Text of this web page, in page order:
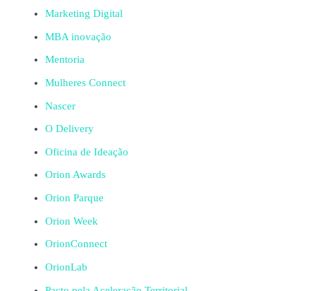
Marketing Digital
MBA inovação
Mentoria
Mulheres Connect
Nascer
O Delivery
Oficina de Ideação
Orion Awards
Orion Parque
Orion Week
OrionConnect
OrionLab